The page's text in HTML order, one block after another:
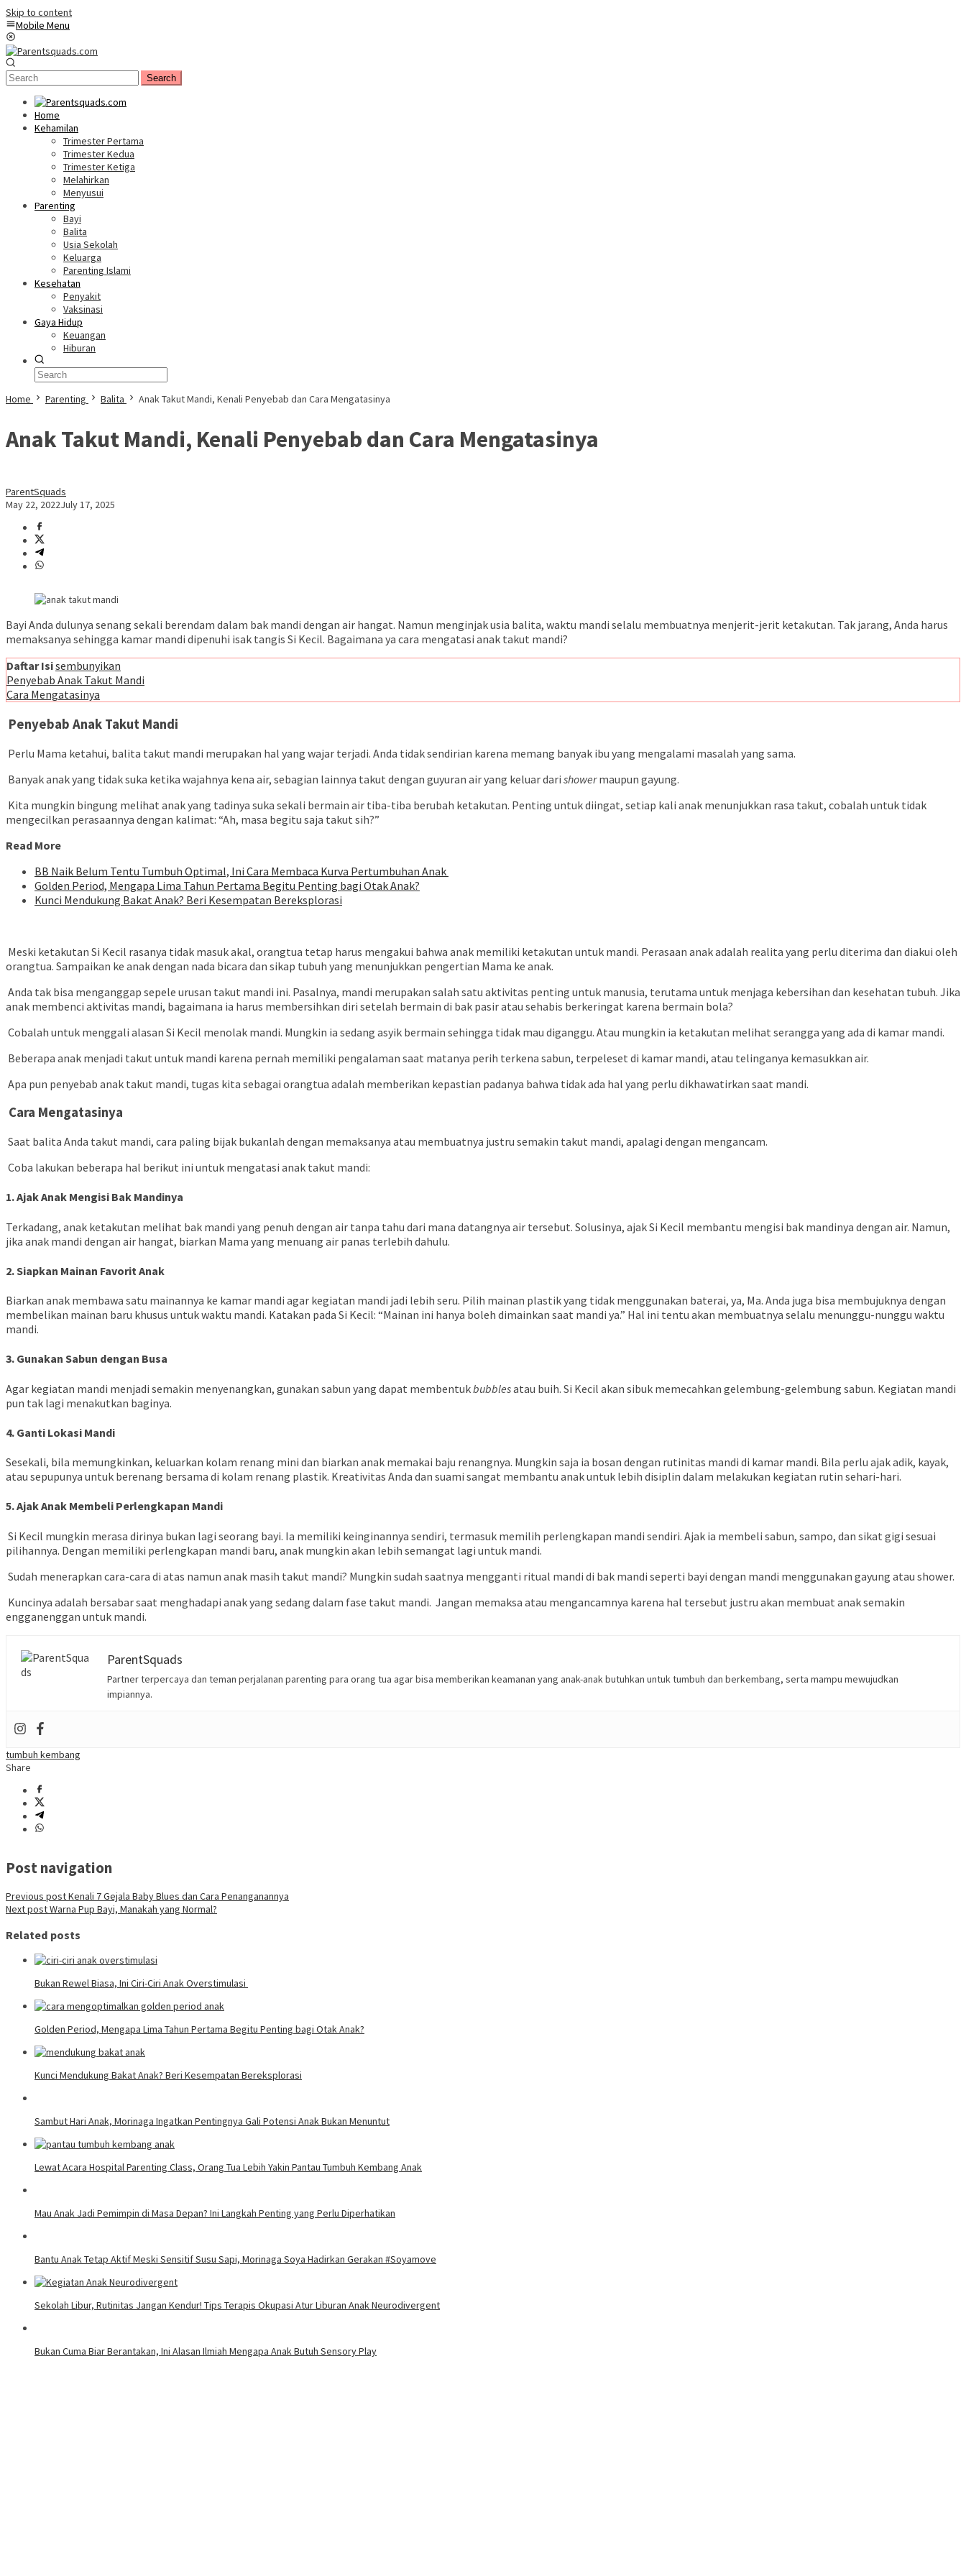
Skip to content
Mobile Menu
Search
Home
Kehamilan
Trimester Pertama
Trimester Kedua
Trimester Ketiga
Melahirkan
Menyusui
Parenting
Bayi
Balita
Usia Sekolah
Keluarga
Parenting Islami
Kesehatan
Penyakit
Vaksinasi
Gaya Hidup
Keuangan
Hiburan
Home Parenting Balita Anak Takut Mandi, Kenali Penyebab dan Cara Mengatasinya
Anak Takut Mandi, Kenali Penyebab dan Cara Mengatasinya
ParentSquads
May 22, 2022July 17, 2025
Bayi Anda dulunya senang sekali berendam dalam bak mandi dengan air hangat. Namun menginjak usia balita, waktu mandi selalu membuatnya menjerit-jerit ketakutan. Tak jarang, Anda harus
memaksanya sehingga kamar mandi dipenuhi isak tangis Si Kecil. Bagaimana ya cara mengatasi anak takut mandi?
Daftar Isisembunyikan
Penyebab Anak Takut Mandi
Cara Mengatasinya
Penyebab Anak Takut Mandi
Perlu Mama ketahui, balita takut mandi merupakan hal yang wajar terjadi. Anda tidak sendirian karena memang banyak ibu yang mengalami masalah yang sama.
Banyak anak yang tidak suka ketika wajahnya kena air, sebagian lainnya takut dengan guyuran air yang keluar dari showermaupun gayung.
Kita mungkin bingung melihat anak yang tadinya suka sekali bermain air tiba-tiba berubah ketakutan. Penting untuk diingat, setiap kali anak menunjukkan rasa takut, cobalah untuk tidak
mengecilkan perasaannya dengan kalimat: “Ah, masa begitu saja takut sih?”
Read More
BB Naik Belum Tentu Tumbuh Optimal, Ini Cara Membaca Kurva Pertumbuhan Anak
Golden Period, Mengapa Lima Tahun Pertama Begitu Penting bagi Otak Anak?
Kunci Mendukung Bakat Anak? Beri Kesempatan Bereksplorasi
Meski ketakutan Si Kecil rasanya tidak masuk akal, orangtua tetap harus mengakui bahwa anak memiliki ketakutan untuk mandi. Perasaan anak adalah realita yang perlu diterima dan diakui oleh
orangtua. Sampaikan ke anak dengan nada bicara dan sikap tubuh yang menunjukkan pengertian Mama ke anak.
Anda tak bisa menganggap sepele urusan takut mandi ini. Pasalnya, mandi merupakan salah satu aktivitas penting untuk manusia, terutama untuk menjaga kebersihan dan kesehatan tubuh. Jika
anak membenci aktivitas mandi, bagaimana ia harus membersihkan diri setelah bermain di bak pasir atau sehabis berkeringat karena bermain bola?
Cobalah untuk menggali alasan Si Kecil menolak mandi. Mungkin ia sedang asyik bermain sehingga tidak mau diganggu. Atau mungkin ia ketakutan melihat serangga yang ada di kamar mandi.
Beberapa anak menjadi takut untuk mandi karena pernah memiliki pengalaman saat matanya perih terkena sabun, terpeleset di kamar mandi, atau telinganya kemasukkan air.
Apa pun penyebab anak takut mandi, tugas kita sebagai orangtua adalah memberikan kepastian padanya bahwa tidak ada hal yang perlu dikhawatirkan saat mandi.
Cara Mengatasinya
Saat balita Anda takut mandi, cara paling bijak bukanlah dengan memaksanya atau membuatnya justru semakin takut mandi, apalagi dengan mengancam.
Coba lakukan beberapa hal berikut ini untuk mengatasi anak takut mandi:
1. Ajak Anak Mengisi Bak Mandinya
Terkadang, anak ketakutan melihat bak mandi yang penuh dengan air tanpa tahu dari mana datangnya air tersebut. Solusinya, ajak Si Kecil membantu mengisi bak mandinya dengan air. Namun,
jika anak mandi dengan air hangat, biarkan Mama yang menuang air panas terlebih dahulu.
2. Siapkan Mainan Favorit Anak
Biarkan anak membawa satu mainannya ke kamar mandi agar kegiatan mandi jadi lebih seru. Pilih mainan plastik yang tidak menggunakan baterai, ya, Ma. Anda juga bisa membujuknya dengan
membelikan mainan baru khusus untuk waktu mandi. Katakan pada Si Kecil: “Mainan ini hanya boleh dimainkan saat mandi ya.” Hal ini tentu akan membuatnya selalu menunggu-nunggu waktu
mandi.
3. Gunakan Sabun dengan Busa
Agar kegiatan mandi menjadi semakin menyenangkan, gunakan sabun yang dapat membentukbubblesatau buih. Si Kecil akan sibuk memecahkan gelembung-gelembung sabun. Kegiatan mandi
pun tak lagi menakutkan baginya.
4. Ganti Lokasi Mandi
Sesekali, bila memungkinkan, keluarkan kolam renang mini dan biarkan anak memakai baju renangnya. Mungkin saja ia bosan dengan rutinitas mandi di kamar mandi. Bila perlu ajak adik, kayak,
atau sepupunya untuk berenang bersama di kolam renang plastik. Kreativitas Anda dan suami sangat membantu anak untuk lebih disiplin dalam melakukan kegiatan rutin sehari-hari.
5. Ajak Anak Membeli Perlengkapan Mandi
Si Kecil mungkin merasa dirinya bukan lagi seorang bayi. Ia memiliki keinginannya sendiri, termasuk memilih perlengkapan mandi sendiri. Ajak ia membeli sabun, sampo, dan sikat gigi sesuai
pilihannya. Dengan memiliki perlengkapan mandi baru, anak mungkin akan lebih semangat lagi untuk mandi.
Sudah menerapkan cara-cara di atas namun anak masih takut mandi? Mungkin sudah saatnya mengganti ritual mandi di bak mandi seperti bayi dengan mandi menggunakan gayung atau shower.
Kuncinya adalah bersabarsaat menghadapi anak yang sedang dalam fase takut mandi. Jangan memaksa atau mengancamnya karena hal tersebut justru akan membuat anak semakin
engganenggan untuk mandi.
ParentSquads
Partner terpercaya dan teman perjalanan parenting para orang tua agar bisa memberikan keamanan yang anak-anak butuhkan untuk tumbuh dan berkembang, serta mampu mewujudkan
impiannya.
tumbuh kembang
Share
Post navigation
Previous postKenali 7 Gejala Baby Blues dan Cara Penanganannya
Next postWarna Pup Bayi, Manakah yang Normal?
Related posts
Bukan Rewel Biasa, Ini Ciri-Ciri Anak Overstimulasi
Golden Period, Mengapa Lima Tahun Pertama Begitu Penting bagi Otak Anak?
Kunci Mendukung Bakat Anak? Beri Kesempatan Bereksplorasi
Sambut Hari Anak, Morinaga Ingatkan Pentingnya Gali Potensi Anak Bukan Menuntut
Lewat Acara Hospital Parenting Class, Orang Tua Lebih Yakin Pantau Tumbuh Kembang Anak
Mau Anak Jadi Pemimpin di Masa Depan? Ini Langkah Penting yang Perlu Diperhatikan
Bantu Anak Tetap Aktif Meski Sensitif Susu Sapi, Morinaga Soya Hadirkan Gerakan #Soyamove
Sekolah Libur, Rutinitas Jangan Kendur! Tips Terapis Okupasi Atur Liburan Anak Neurodivergent
Bukan Cuma Biar Berantakan, Ini Alasan Ilmiah Mengapa Anak Butuh Sensory Play